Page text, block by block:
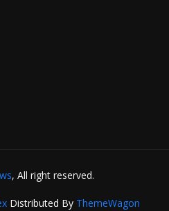
, All right reserved.
Distributed By ThemeWagon